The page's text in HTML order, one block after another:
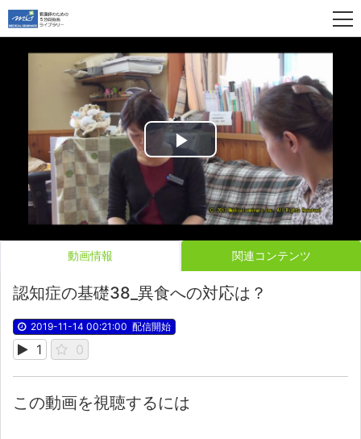
Play
Video
動画情報 関連コンテンツ
認知症の基礎38_異食への対応は？
2019-11-14 00:21:00 配信開始
1 0
この動画を視聴するには